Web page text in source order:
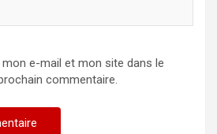
e-mail et mon site dans le
commentaire.